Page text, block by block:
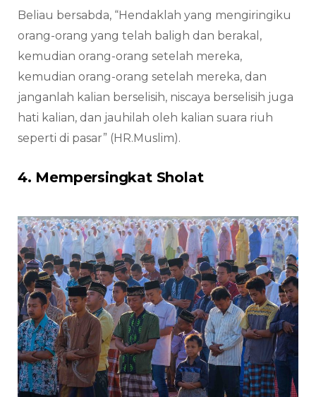
Beliau bersabda, “Hendaklah yang mengiringiku
orang-orang yang telah baligh dan berakal,
kemudian orang-orang setelah mereka,
kemudian orang-orang setelah mereka, dan
janganlah kalian berselisih, niscaya berselisih juga
hati kalian, dan jauhilah oleh kalian suara riuh
seperti di pasar” (HR.Muslim).
4. Mempersingkat Sholat